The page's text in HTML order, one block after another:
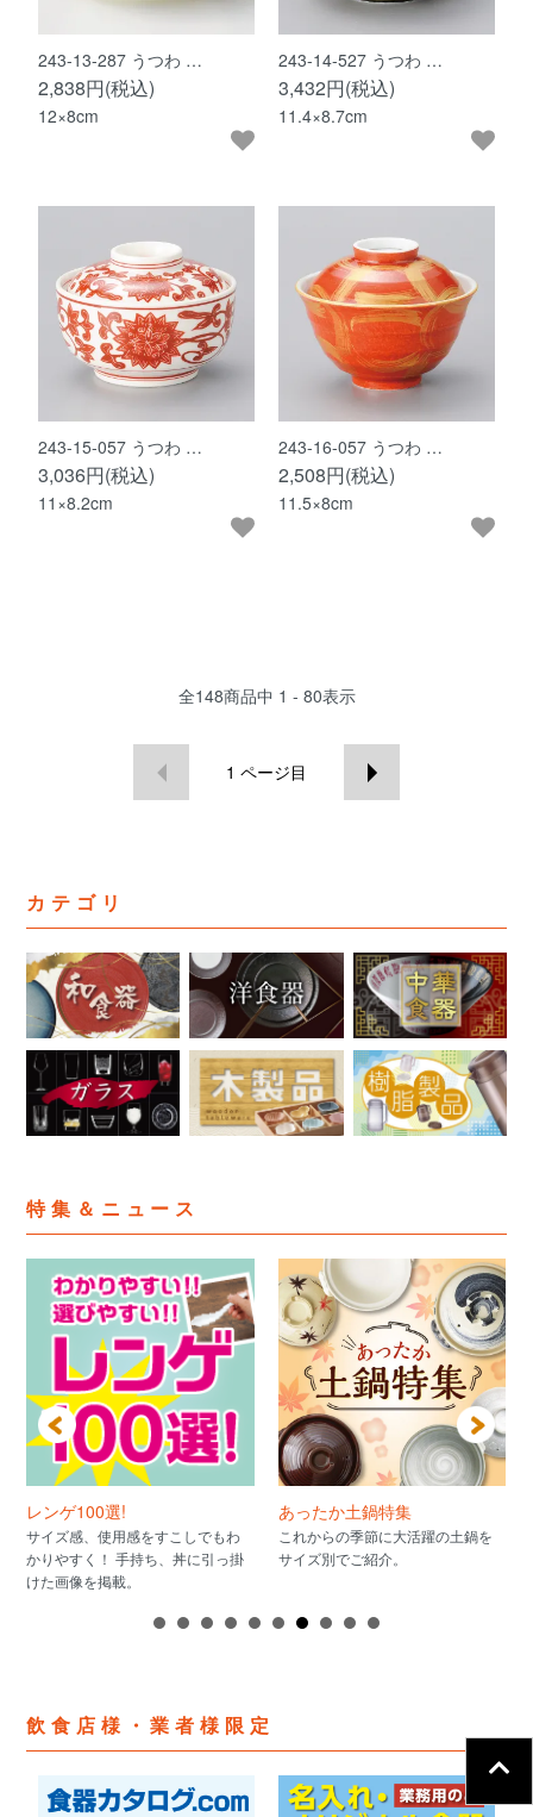
243-13-287 うつわ …
2,838円(税込)
12×8cm
243-14-527 うつわ …
3,432円(税込)
11.4×8.7cm
243-15-057 うつわ …
3,036円(税込)
11×8.2cm
243-16-057 うつわ …
2,508円(税込)
11.5×8cm
全148商品中 1 - 80表示
1 ページ目
カテゴリ
特集＆ニュース
レンゲ100選!
サイズ感、使用感をすこしでもわ
かりやすく！ 手持ち、丼に引っ掛
けた画像を掲載。
あったか土鍋特集
これからの季節に大活躍の土鍋を
サイズ別でご紹介。
飲食店様・業者様限定